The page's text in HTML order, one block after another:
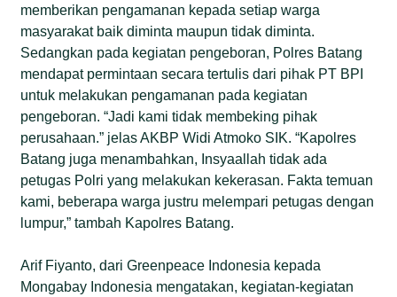
memberikan pengamanan kepada setiap warga
masyarakat baik diminta maupun tidak diminta.
Sedangkan pada kegiatan pengeboran, Polres Batang
mendapat permintaan secara tertulis dari pihak PT BPI
untuk melakukan pengamanan pada kegiatan
pengeboran. “Jadi kami tidak membeking pihak
perusahaan.” jelas AKBP Widi Atmoko SIK. “Kapolres
Batang juga menambahkan, Insyaallah tidak ada
petugas Polri yang melakukan kekerasan. Fakta temuan
kami, beberapa warga justru melempari petugas dengan
lumpur,” tambah Kapolres Batang.
Arif Fiyanto, dari Greenpeace Indonesia kepada
Mongabay Indonesia mengatakan, kegiatan-kegiatan